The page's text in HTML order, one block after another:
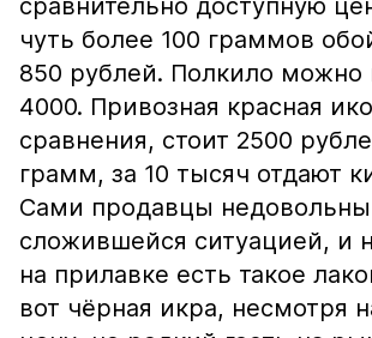
сравнительно доступную
чуть более 100 граммов
850 рублей. Полкило можно
4000. Привозная красная
сравнения, стоит 2500
грамм, за 10 тысяч отдают
Сами продавцы недовольны
сложившейся ситуацией, и
на прилавке есть такое
вот чёрная икра, несмотря